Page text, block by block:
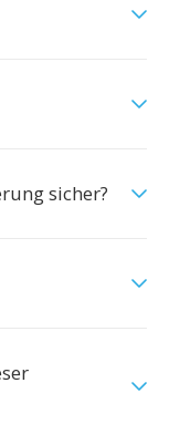
sicher?